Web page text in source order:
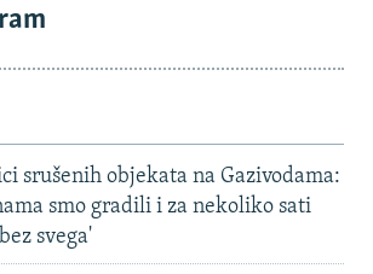
srušenih objekata na Gazivodama:
smo gradili i za nekoliko sati
svega'